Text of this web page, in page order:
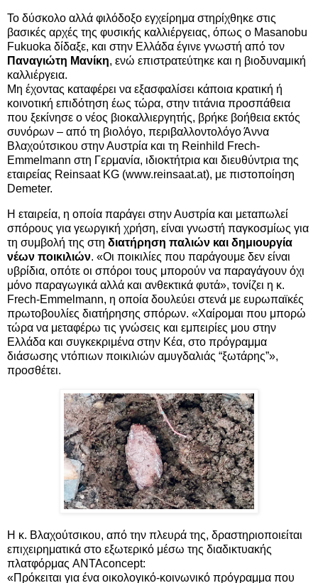
Το δύσκολο αλλά φιλόδοξο εγχείρημα στηρίχθηκε στις
βασικές αρχές της φυσικής καλλιέργειας, όπως ο Masanobu
Fukuoka δίδαξε, και στην Ελλάδα έγινε γνωστή από τον
Παναγιώτη Μανίκη, ενώ επιστρατεύτηκε και η βιοδυναμική
καλλιέργεια.
Μη έχοντας καταφέρει να εξασφαλίσει κάποια κρατική ή
κοινοτική επιδότηση έως τώρα, στην τιτάνια προσπάθεια
που ξεκίνησε ο νέος βιοκαλλιεργητής, βρήκε βοήθεια εκτός
συνόρων – από τη βιολόγο, περιβαλλοντολόγο Άννα
Βλαχούτσικου στην Αυστρία και τη Reinhild Frech-
Emmelmann στη Γερμανία, ιδιοκτήτρια και διευθύντρια της
εταιρείας Reinsaat KG (www.reinsaat.at), με πιστοποίηση
Demeter.
Η εταιρεία, η οποία παράγει στην Αυστρία και μεταπωλεί
σπόρους για γεωργική χρήση, είναι γνωστή παγκοσμίως για
τη συμβολή της στη διατήρηση παλιών και δημιουργία
νέων ποικιλιών. «Οι ποικιλίες που παράγουμε δεν είναι
υβρίδια, οπότε οι σπόροι τους μπορούν να παραγάγουν όχι
μόνο παραγωγικά αλλά και ανθεκτικά φυτά», τονίζει η κ.
Frech-Emmelmann, η οποία δουλεύει στενά με ευρωπαϊκές
πρωτοβουλίες διατήρησης σπόρων. «Χαίρομαι που μπορώ
τώρα να μεταφέρω τις γνώσεις και εμπειρίες μου στην
Ελλάδα και συγκεκριμένα στην Κέα, στο πρόγραμμα
διάσωσης ντόπιων ποικιλιών αμυγδαλιάς “ξωτάρης”»,
προσθέτει.
Η κ. Βλαχούτσικου, από την πλευρά της, δραστηριοποιείται
επιχειρηματικά στο εξωτερικό μέσω της διαδικτυακής
πλατφόρμας ANTAconcept:
«Πρόκειται για ένα οικολογικό-κοινωνικό πρόγραμμα που